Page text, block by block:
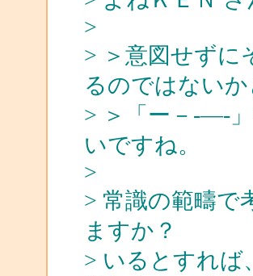
>
> ＞意図せずに
るのではない
> ＞「ー－-―‐
いですね。
>
> 常識の範疇で
ますか？
> いるとすれば